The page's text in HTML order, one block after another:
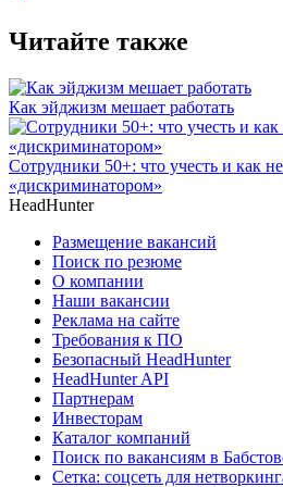
Читайте также
Как эйджизм мешает работать
Сотрудники 50+: что учесть и как не
«дискриминатором»
HeadHunter
Размещение вакансий
Поиск по резюме
О компании
Наши вакансии
Реклама на сайте
Требования к ПО
Безопасный HeadHunter
HeadHunter API
Партнерам
Инвесторам
Каталог компаний
Поиск по вакансиям в
Сетка: соцсеть для